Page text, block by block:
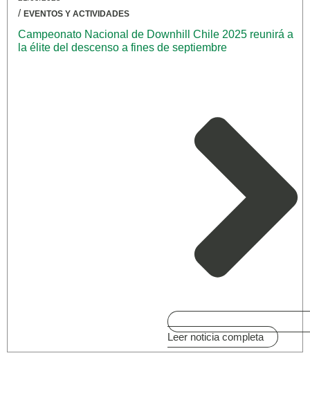
/ EVENTOS Y ACTIVIDADES
Campeonato Nacional de Downhill Chile 2025 reunirá a
la élite del descenso a fines de septiembre
Leer noticia completa